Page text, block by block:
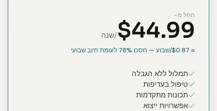
החל מ-
$44.99/שנה
≈ $0.87/שבוע — חסכו 78% לעומת חיוב שבועי
תמלול ללא הגבלה
טיפול בעדיפות
תכונות מתקדמות
אפשרויות ייצוא